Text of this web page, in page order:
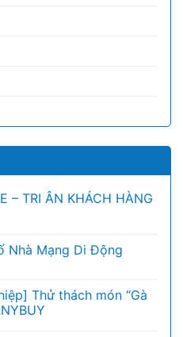
– TRI ÂN KHÁCH HÀNG
Nhà Mạng Di Động
Thử thách món “Gà